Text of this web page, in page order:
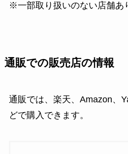
※一部取り扱いのない店舗あ
通販での販売店の情報
通販では、楽天、Amazon、
どで購入できます。